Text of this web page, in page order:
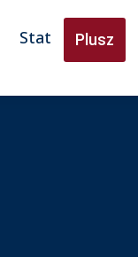
Stat Plusz